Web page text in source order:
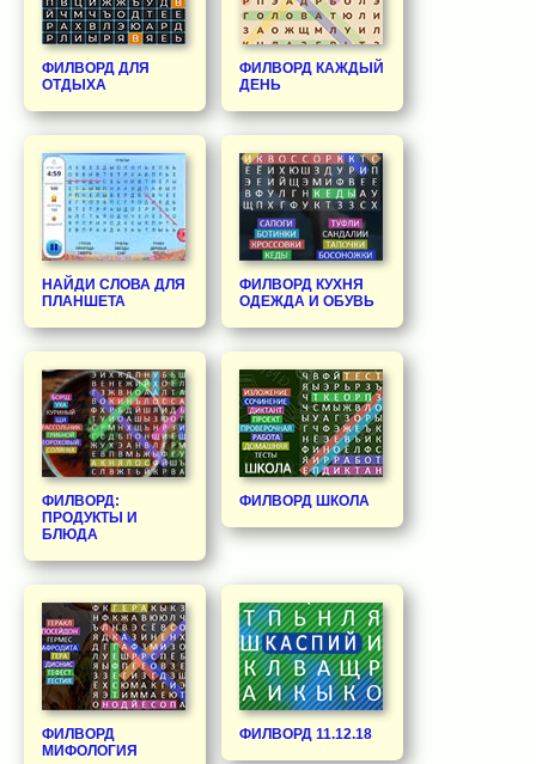
ФИЛВОРД ДЛЯ
ОТДЫХА
ФИЛВОРД КАЖДЫЙ
ДЕНЬ
НАЙДИ СЛОВА ДЛЯ
ПЛАНШЕТА
ФИЛВОРД КУХНЯ
ОДЕЖДА И ОБУВЬ
ФИЛВОРД:
ПРОДУКТЫ И
БЛЮДА
ФИЛВОРД ШКОЛА
ФИЛВОРД
МИФОЛОГИЯ
ФИЛВОРД 11.12.18